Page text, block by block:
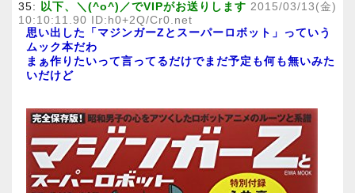
35: 以下、＼(^o^)／でVIPがお送りします 2015/03/13(金)
10:10:11.90 ID:h0+2Q/Cr0.net
思い出した「マジンガーZとスーパーロボット」っていう
ムック本だわ
まぁ作りたいって言ってるだけでまだ予定も何も無いみた
いだけど